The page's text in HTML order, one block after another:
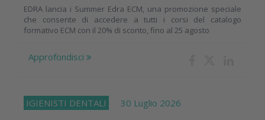
EDRA lancia i Summer Edra ECM, una promozione speciale
che consente di accedere a tutti i corsi del catalogo
formativo ECM con il 20% di sconto, fino al 25 agosto
Approfondisci
IGIENISTI DENTALI 30 Luglio 2026